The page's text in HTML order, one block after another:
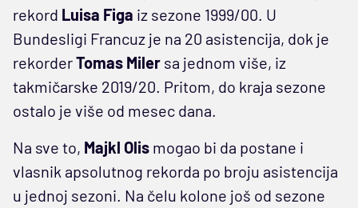
rekord Luisa Figa iz sezone 1999/00. U
Bundesligi Francuz je na 20 asistencija, dok je
rekorderTomas Miler sa jednom više, iz
takmičarske 2019/20. Pritom, do kraja sezone
ostalo je više od mesec dana.
Na sve to, Majkl Olis mogao bi da postane i
vlasnik apsolutnog rekorda po broju asistencija
u jednoj sezoni. Na čelu kolone još od sezone